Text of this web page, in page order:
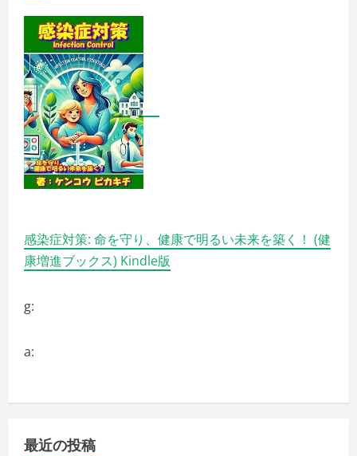
感染症対策: 命を守り、健康で明るい未来を築く！ (健
康増進ブックス) Kindle版
g:
a:
最近の投稿